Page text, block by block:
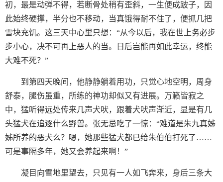
初，最是动弹不得，若断骨处稍有歪斜，一生便成跛子，因
此始终硬撑，半分也不移动，当真饿得耐不住了，便抓几把
雪块充饥。这三天中心里只想：“从今以后，我在世上务必步
步小心，决不可再上恶人的当。日后岂能再如此幸运，终能
大难不死？”
到第四天晚间，他静静躺着用功，只觉心地空明，周身
舒泰，腿伤虽重，所练的神功却似又有进展。万籁皆寂之
中，猛听得远处传来几声犬吠，跟着犬吠声渐近，显是有几
头猛犬在追逐什么野兽。张无忌吃了一惊：“难道是朱九真姊
姊所养的恶犬么？嗯，她那些猛犬都已给朱伯伯打死了……
可是事隔多年，她又会养起来啊！”
凝目向雪地里望去，只见有一人如飞奔来，身后三条大